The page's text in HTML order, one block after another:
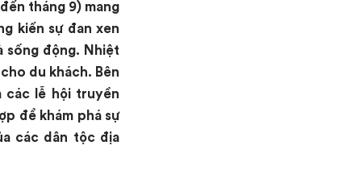
tháng 9) mang
kiến sự đan xen
sống động. Nhiệt
du khách. Bên
các lễ hội truyền
để khám phá sự
các dân tộc địa